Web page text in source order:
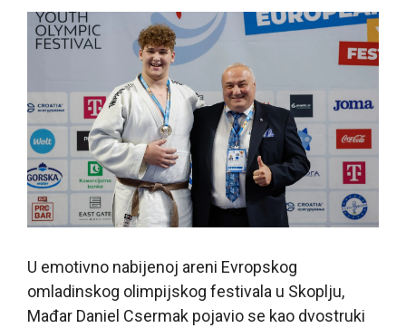
U emotivno nabijenoj areni Evropskog
omladinskog olimpijskog festivala u Skoplju,
Mađar Daniel Csermak pojavio se kao dvostruki